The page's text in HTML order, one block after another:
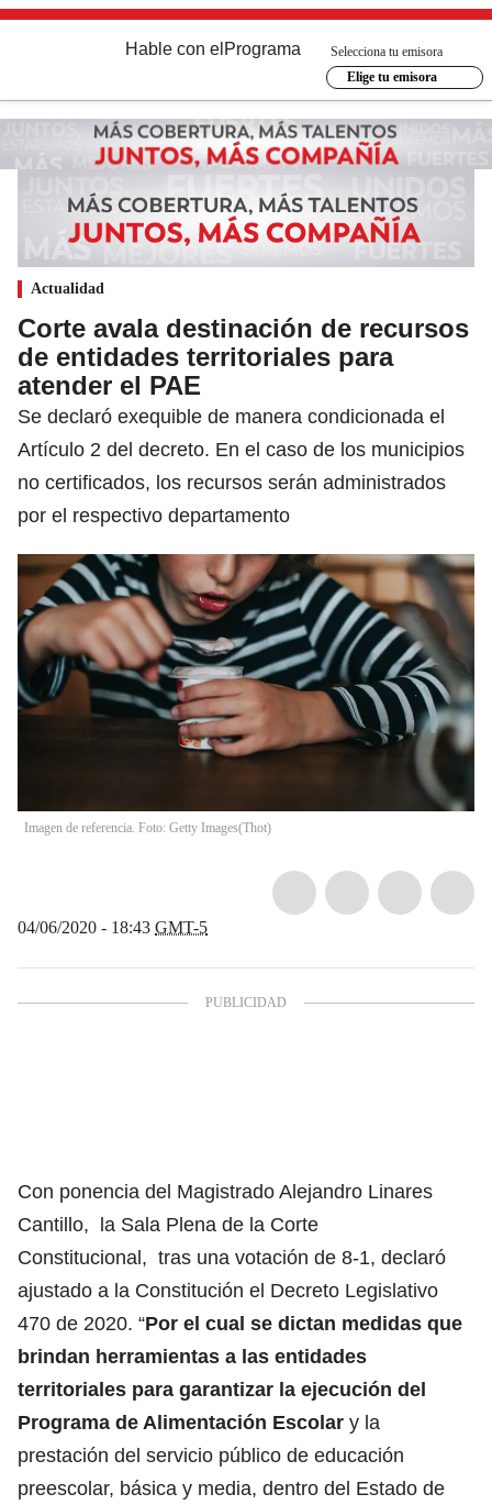
Hable con el Programa
Selecciona tu emisora
Elige tu emisora
Actualidad
Corte avala destinación de recursos
de entidades territoriales para
atender el PAE
Se declaró exequible de manera condicionada el
Artículo 2 del decreto. En el caso de los municipios
no certificados, los recursos serán administrados
por el respectivo departamento
Imagen de referencia. Foto: Getty Images(Thot)
04/06/2020 - 18:43 GMT-5
Con ponencia del Magistrado Alejandro Linares
Cantillo, la Sala Plena de la Corte
Constitucional, tras una votación de 8-1, declaró
ajustado a la Constitución el Decreto Legislativo
470 de 2020. “Por el cual se dictan medidas que
brindan herramientas a las entidades
territoriales para garantizar la ejecución del
Programa de Alimentación Escolar y la
prestación del servicio público de educación
preescolar, básica y media, dentro del Estado de